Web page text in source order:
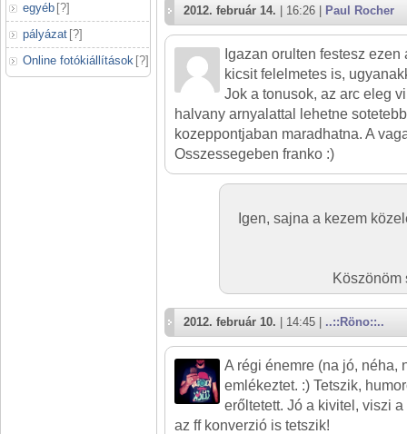
egyéb [?]
pályázat [?]
Online fotókiállítások [?]
2012. február 14. | 16:26 | Paul Rocher
Igazan orulten festesz
kicsit felelmetes is,
Jok a tonusok, az arc eleg
halvany arnyalattal lehetne
kozeppontjaban maradhatna. A
Osszessegeben franko :)
Igen, sajna a kezem
Köszönöm
2012. február 10. | 14:45 | ..::Röno::..
A régi énemre (na jó, néha,
emlékeztet. :) Tetszik,
erőltetett. Jó a kivitel, viszi
az ff konverzió is tetszik!